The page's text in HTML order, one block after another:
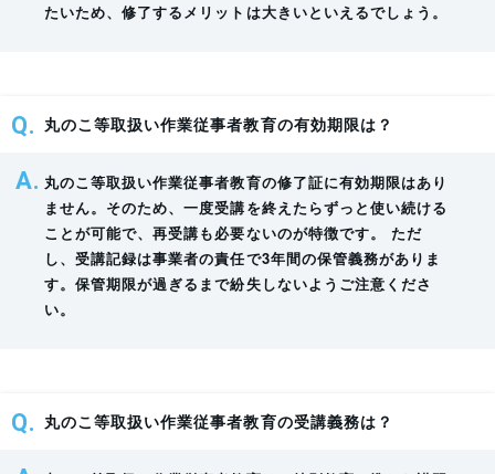
たいため、修了するメリットは大きいといえるでしょう。
丸のこ等取扱い作業従事者教育の有効期限は？
丸のこ等取扱い作業従事者教育の修了証に有効期限はあり
ません。そのため、一度受講を終えたらずっと使い続ける
ことが可能で、再受講も必要ないのが特徴です。 ただ
し、受講記録は事業者の責任で3年間の保管義務がありま
す。保管期限が過ぎるまで紛失しないようご注意くださ
い。
丸のこ等取扱い作業従事者教育の受講義務は？